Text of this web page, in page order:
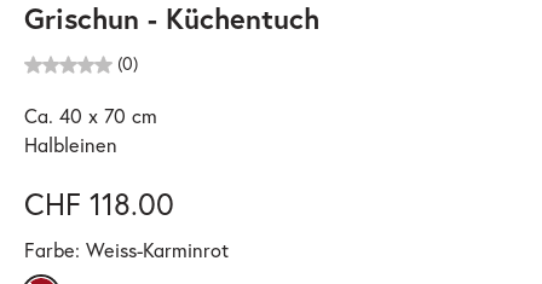
Grischun - Küchentuch
(0)
Ca. 40 x 70 cm
Halbleinen
CHF 118.00
Farbe: Weiss-Karminrot